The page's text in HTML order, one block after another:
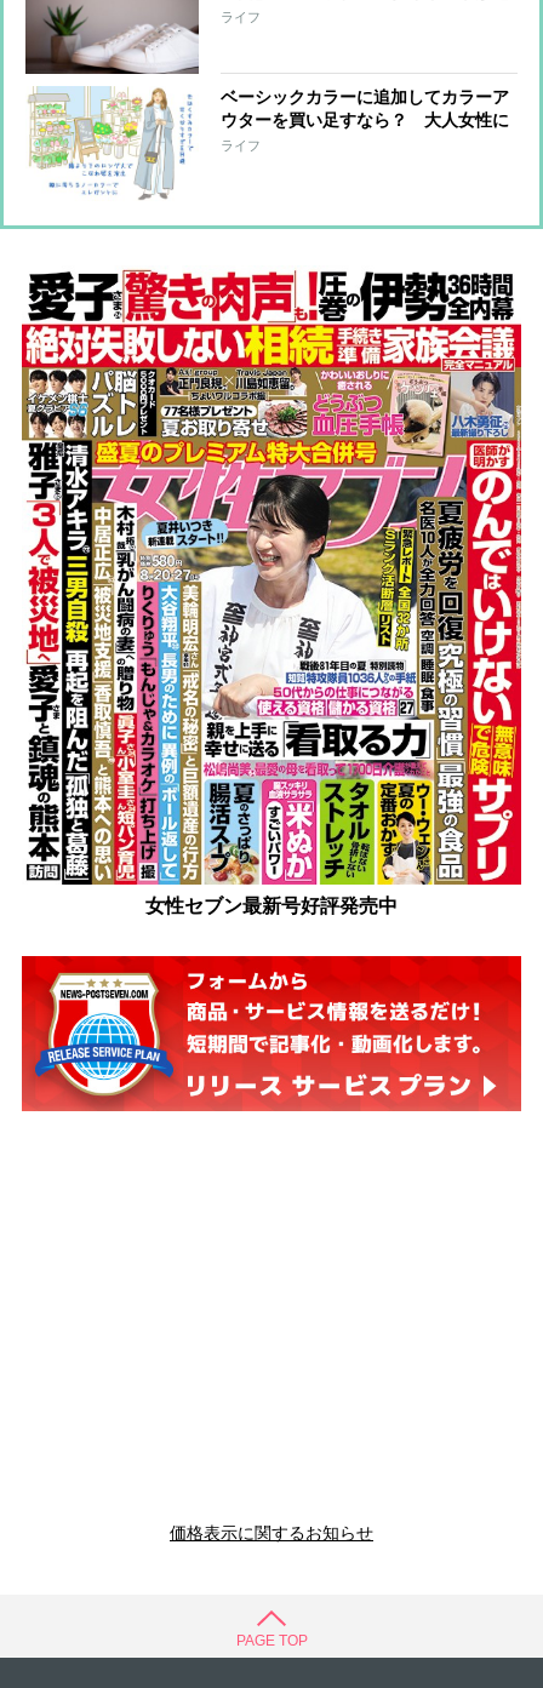
び方、コーデ術を指南
ライフ
ベーシックカラーに追加してカラーア
ウターを買い足すなら？ 大人女性に
おすすめの色やデザインをスタイリス
ライフ
女性セブン最新号好評発売中
価格表示に関するお知らせ
PAGE TOP